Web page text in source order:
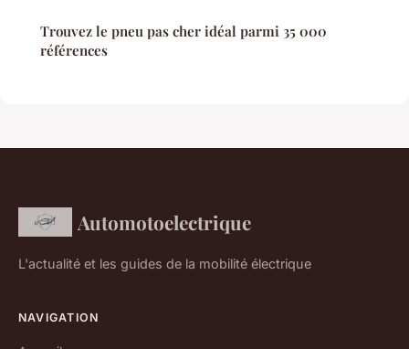
Trouvez le pneu pas cher idéal parmi 35 000
références
Automotoelectrique
L'actualité et les guides de la mobilité électrique
NAVIGATION